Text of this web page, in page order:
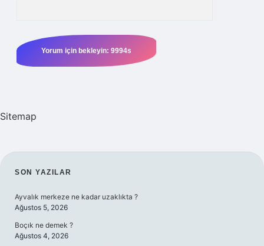
Sitemap
SIDEBAR
SON YAZILAR
Ayvalık merkeze ne kadar uzaklıkta ?
Ağustos 5, 2026
Boçık ne demek ?
Ağustos 4, 2026